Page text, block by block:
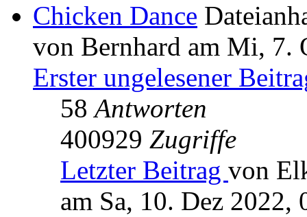
Chicken Dance
von Bernhard am Mi, 7.
Erster ungelesener
58Antworten
400929 Zugriffe
Letzter Beitrag von
am Sa, 10. Dez 2022,